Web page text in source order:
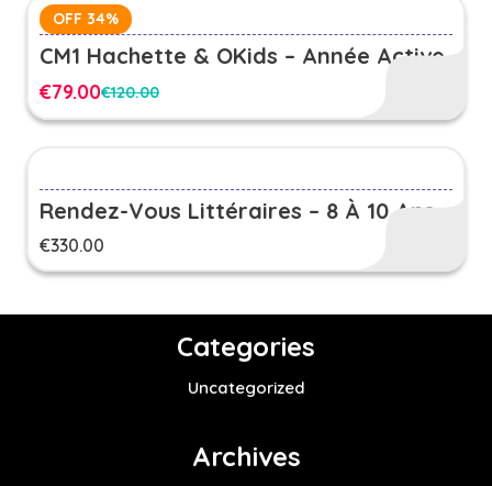
OFF 34%
CM1 Hachette & OKids – Année Active
€120.00
Le
prix
€120.00.
€79.00
Le
prix
€79.00.
Rendez-Vous Littéraires – 8 À 10 Ans
€330.00
Categories
Uncategorized
Archives